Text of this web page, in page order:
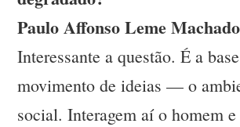
Paulo Affonso Leme
Interessante a questão. É a
movimento de ideias — o
social. Interagem aí o homem e